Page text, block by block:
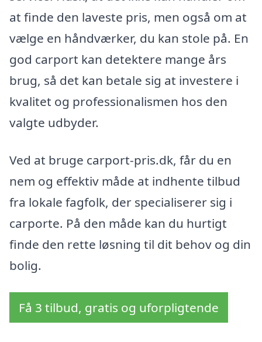
at finde den laveste pris, men også om at
vælge en håndværker, du kan stole på. En
god carport kan detektere mange års
brug, så det kan betale sig at investere i
kvalitet og professionalismen hos den
valgte udbyder.
Ved at bruge carport-pris.dk, får du en
nem og effektiv måde at indhente tilbud
fra lokale fagfolk, der specialiserer sig i
carporte. På den måde kan du hurtigt
finde den rette løsning til dit behov og din
bolig.
Få 3 tilbud, gratis og uforpligtende